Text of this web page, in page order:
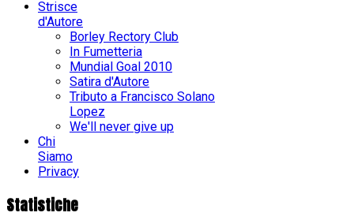
Strisce
d'Autore
Borley Rectory Club
In Fumetteria
Mundial Goal 2010
Satira d'Autore
Tributo a Francisco Solano
Lopez
We'll never give up
Chi
Siamo
Privacy
Statistiche